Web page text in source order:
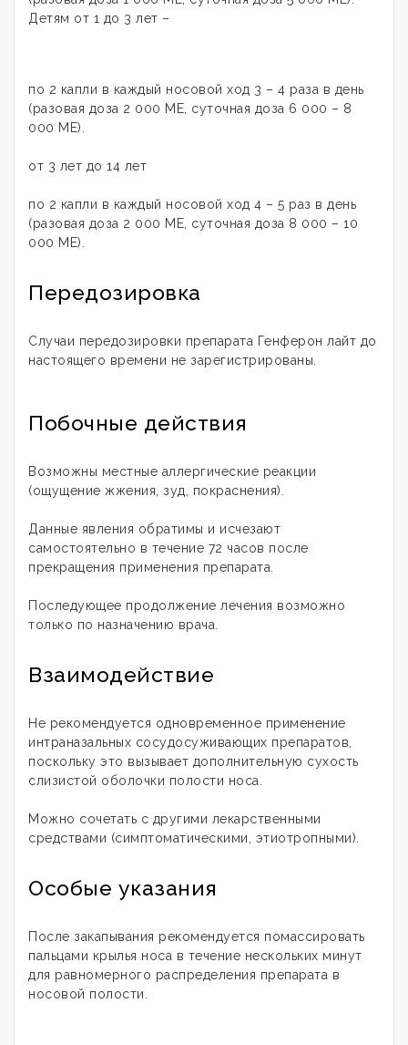
Детям от 1 до 3 лет –
по 2 капли в каждый носовой ход 3 – 4 раза в день
(разовая доза 2 000 МЕ, суточная доза 6 000 – 8
000 МЕ).
от 3 лет до 14 лет
по 2 капли в каждый носовой ход 4 – 5 раз в день
(разовая доза 2 000 ME, суточная доза 8 000 – 10
000 ME).
Передозировка
Случаи передозировки препарата Генферон лайт до
настоящего времени не зарегистрированы.
Побочные действия
Возможны местные аллергические реакции
(ощущение жжения, зуд, покраснения).
Данные явления обратимы и исчезают
самостоятельно в течение 72 часов после
прекращения применения препарата.
Последующее продолжение лечения возможно
только по назначению врача.
Взаимодействие
Не рекомендуется одновременное применение
интраназальных сосудосуживающих препаратов,
поскольку это вызывает дополнительную сухость
слизистой оболочки полости носа.
Можно сочетать с другими лекарственными
средствами (симптоматическими, этиотропными).
Особые указания
После закапывания рекомендуется помассировать
пальцами крылья носа в течение нескольких минут
для равномерного распределения препарата в
носовой полости.